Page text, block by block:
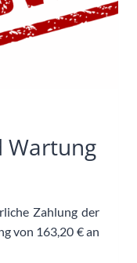
Wartung
Zahlung der
von 163,20 € an